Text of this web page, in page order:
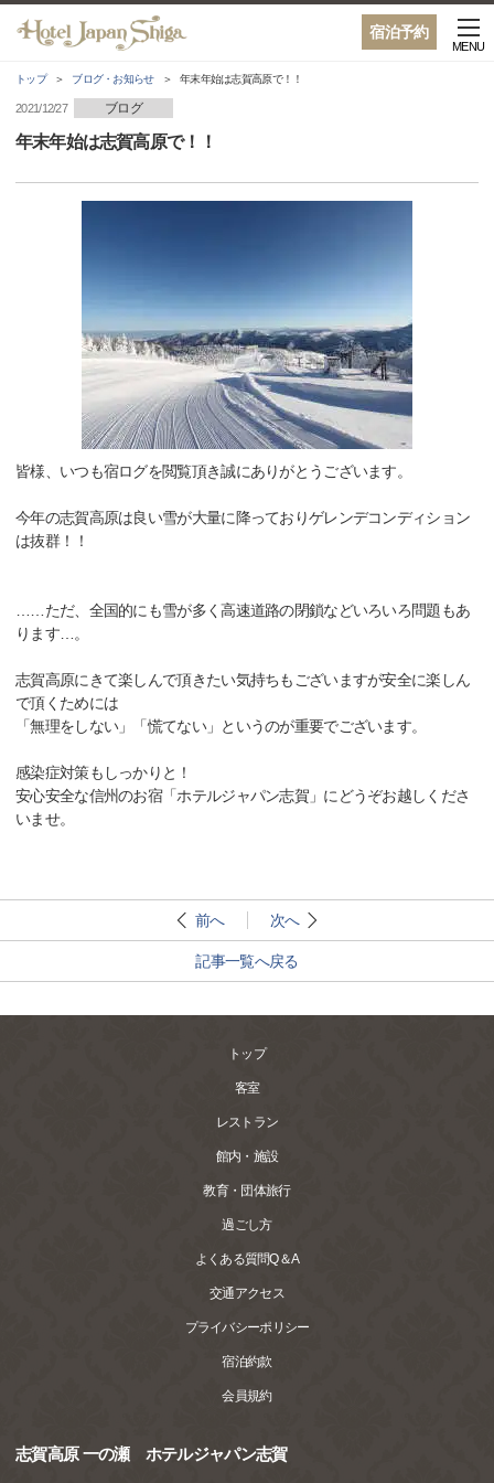
宿泊予約
MENU
トップ ブログ・お知らせ 年末年始は志賀高原で！！
2021/12/27 ブログ
年末年始は志賀高原で！！
皆様、いつも宿ログを閲覧頂き誠にありがとうございます。
今年の志賀高原は良い雪が大量に降っておりゲレンデコンディション
は抜群！！
……ただ、全国的にも雪が多く高速道路の閉鎖などいろいろ問題もあ
ります…。
志賀高原にきて楽しんで頂きたい気持ちもございますが安全に楽しん
で頂くためには
「無理をしない」「慌てない」というのが重要でございます。
感染症対策もしっかりと！
安心安全な信州のお宿「ホテルジャパン志賀」にどうぞお越しくださ
いませ。
前へ 次へ
記事一覧へ戻る
トップ
客室
レストラン
館内・施設
教育・団体旅行
過ごし方
よくある質問Q＆A
交通アクセス
プライバシーポリシー
宿泊約款
会員規約
志賀高原 一の瀬 ホテルジャパン志賀